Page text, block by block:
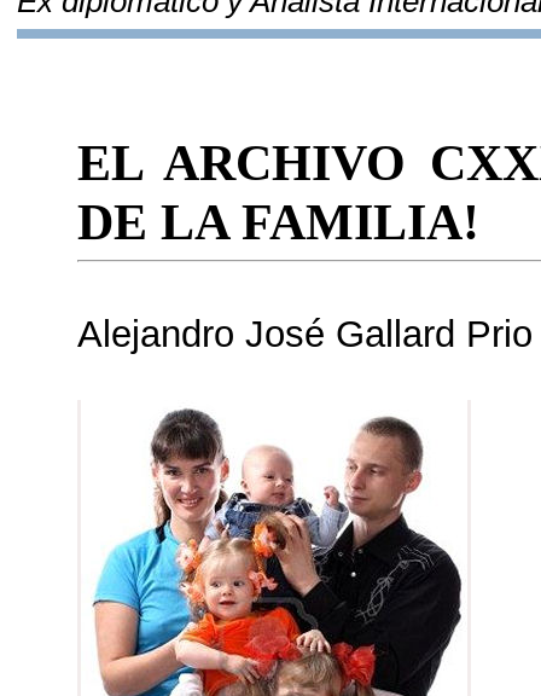
EL ARCHIVO
DE LA FAMILIA!
Alejandro José Gallard Prio